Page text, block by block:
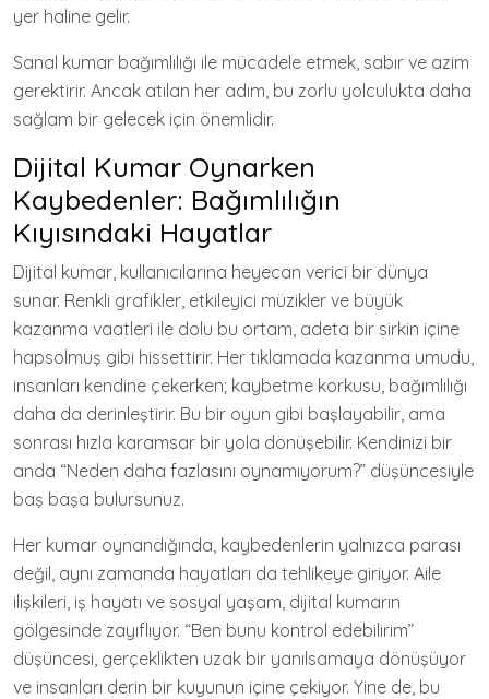
yer haline gelir.
Sanal kumar bağımlılığı ile mücadele etmek, sabır ve azim
gerektirir. Ancak atılan her adım, bu zorlu yolculukta daha
sağlam bir gelecek için önemlidir.
Dijital Kumar Oynarken
Kaybedenler: Bağımlılığın
Kıyısındaki Hayatlar
Dijital kumar, kullanıcılarına heyecan verici bir dünya
sunar. Renkli grafikler, etkileyici müzikler ve büyük
kazanma vaatleri ile dolu bu ortam, adeta bir sirkin içine
hapsolmuş gibi hissettirir. Her tıklamada kazanma umudu,
insanları kendine çekerken; kaybetme korkusu, bağımlılığı
daha da derinleştirir. Bu bir oyun gibi başlayabilir, ama
sonrası hızla karamsar bir yola dönüşebilir. Kendinizi bir
anda “Neden daha fazlasını oynamıyorum?” düşüncesiyle
baş başa bulursunuz.
Her kumar oynandığında, kaybedenlerin yalnızca parası
değil, aynı zamanda hayatları da tehlikeye giriyor. Aile
ilişkileri, iş hayatı ve sosyal yaşam, dijital kumarın
gölgesinde zayıflıyor. “Ben bunu kontrol edebilirim”
düşüncesi, gerçeklikten uzak bir yanılsamaya dönüşüyor
ve insanları derin bir kuyunun içine çekiyor. Yine de, bu